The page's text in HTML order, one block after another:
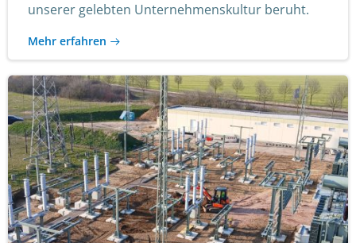
unserer gelebten Unternehmenskultur beruht.
Mehr erfahren